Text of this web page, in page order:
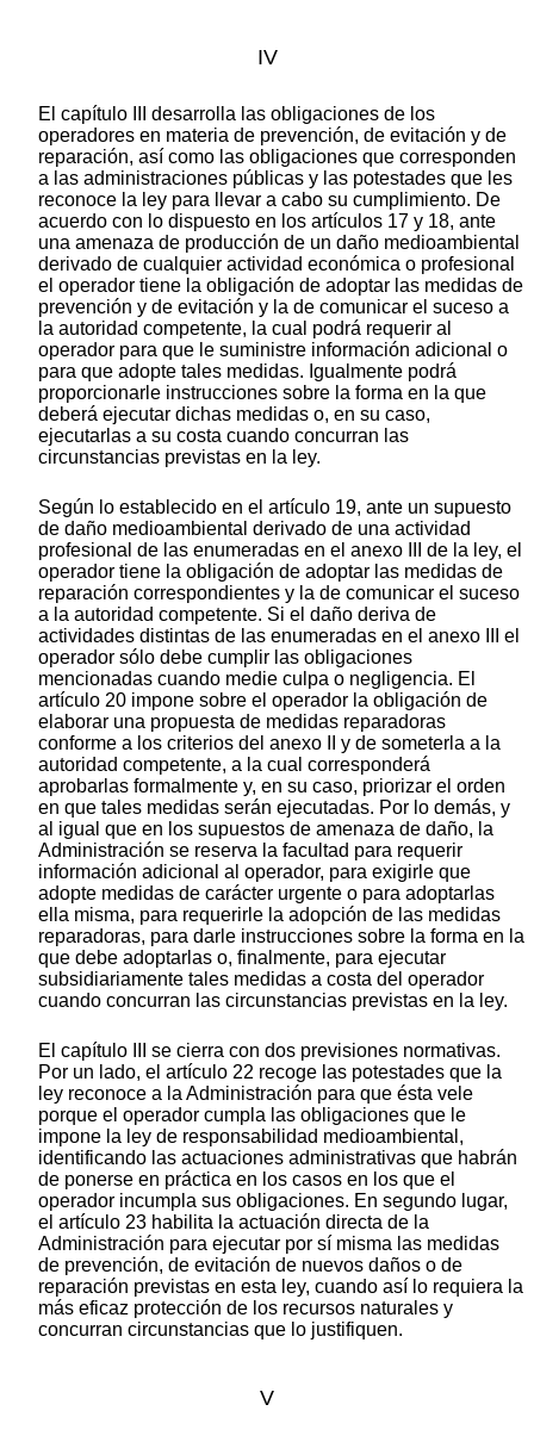
IV
El capítulo III desarrolla las obligaciones de los
operadores en materia de prevención, de evitación y de
reparación, así como las obligaciones que corresponden
a las administraciones públicas y las potestades que les
reconoce la ley para llevar a cabo su cumplimiento. De
acuerdo con lo dispuesto en los artículos 17 y 18, ante
una amenaza de producción de un daño medioambiental
derivado de cualquier actividad económica o profesional
el operador tiene la obligación de adoptar las medidas de
prevención y de evitación y la de comunicar el suceso a
la autoridad competente, la cual podrá requerir al
operador para que le suministre información adicional o
para que adopte tales medidas. Igualmente podrá
proporcionarle instrucciones sobre la forma en la que
deberá ejecutar dichas medidas o, en su caso,
ejecutarlas a su costa cuando concurran las
circunstancias previstas en la ley.
Según lo establecido en el artículo 19, ante un supuesto
de daño medioambiental derivado de una actividad
profesional de las enumeradas en el anexo III de la ley, el
operador tiene la obligación de adoptar las medidas de
reparación correspondientes y la de comunicar el suceso
a la autoridad competente. Si el daño deriva de
actividades distintas de las enumeradas en el anexo III el
operador sólo debe cumplir las obligaciones
mencionadas cuando medie culpa o negligencia. El
artículo 20 impone sobre el operador la obligación de
elaborar una propuesta de medidas reparadoras
conforme a los criterios del anexo II y de someterla a la
autoridad competente, a la cual corresponderá
aprobarlas formalmente y, en su caso, priorizar el orden
en que tales medidas serán ejecutadas. Por lo demás, y
al igual que en los supuestos de amenaza de daño, la
Administración se reserva la facultad para requerir
información adicional al operador, para exigirle que
adopte medidas de carácter urgente o para adoptarlas
ella misma, para requerirle la adopción de las medidas
reparadoras, para darle instrucciones sobre la forma en la
que debe adoptarlas o, finalmente, para ejecutar
subsidiariamente tales medidas a costa del operador
cuando concurran las circunstancias previstas en la ley.
El capítulo III se cierra con dos previsiones normativas.
Por un lado, el artículo 22 recoge las potestades que la
ley reconoce a la Administración para que ésta vele
porque el operador cumpla las obligaciones que le
impone la ley de responsabilidad medioambiental,
identificando las actuaciones administrativas que habrán
de ponerse en práctica en los casos en los que el
operador incumpla sus obligaciones. En segundo lugar,
el artículo 23 habilita la actuación directa de la
Administración para ejecutar por sí misma las medidas
de prevención, de evitación de nuevos daños o de
reparación previstas en esta ley, cuando así lo requiera la
más eficaz protección de los recursos naturales y
concurran circunstancias que lo justifiquen.
V